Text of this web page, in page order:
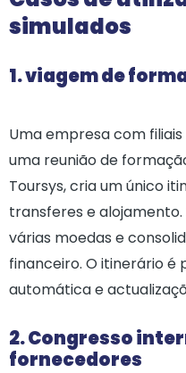
simulados
1. viagem de
Uma empresa com
uma reunião de
Toursys, cria um único
transferes e
várias moedas e
financeiro. O itinerário
automática e
2. Congresso
fornecedores